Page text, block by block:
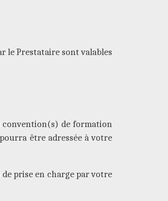
le Prestataire sont valables
convention(s) de formation
être adressée à votre
prise en charge par votre